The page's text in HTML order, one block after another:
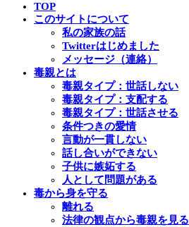
TOP
このサイトについて
私の家族の話
Twitterはじめました
メッセージ（連絡）
毒親とは
毒親タイプ：世話しない
毒親タイプ：支配する
毒親タイプ：世話させる
条件つきの愛情
言動が一貫しない
話し合いができない
子供に嫉妬する
人として問題がある
毒から身を守る
離れる
法律の観点から毒親を見る